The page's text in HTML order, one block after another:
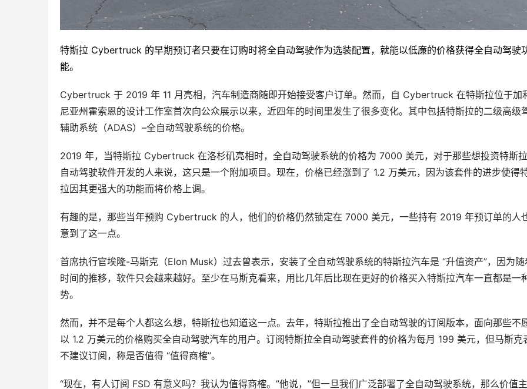
特斯拉 Cybertruck 的早期预订者只要在订购时将全自动驾驶作为选装配置，就能以低廉的价格获得全自动驾驶
能。
Cybertruck 于 2019 年 11 月亮相，汽车制造商随即开始接受客户订单。然而，自 Cybertruck 在特斯拉位于加
尼亚州霍索恩的设计工作室首次向公众展示以来，近四年的时间里发生了很多变化。其中包括特斯拉的二级高级
辅助系统（ADAS）–全自动驾驶系统的价格。
2019 年，当特斯拉 Cybertruck 在洛杉矶亮相时，全自动驾驶系统的价格为 7000 美元，对于那些想投资特斯
自动驾驶软件开发的人来说，这只是一个附加项目。现在，价格已经涨到了 1.2 万美元，因为该套件的进步使得
拉因其更强大的功能而将价格上调。
有趣的是，那些当年预购 Cybertruck 的人，他们的价格仍然锁定在 7000 美元，一些持有 2019 年预订单的人
意到了这一点。
首席执行官埃隆-马斯克（Elon Musk）过去曾表示，安装了全自动驾驶系统的特斯拉汽车是 “升值资产”，因为随
时间的推移，软件只会越来越好。至少在马斯克看来，用比几年后比现在更好的价格买入特斯拉汽车一直都是一
势。
然而，并不是每个人都这么想，特斯拉也知道这一点。去年，特斯拉推出了全自动驾驶的订阅版本，面向那些不
以 1.2 万美元的价格购买全自动驾驶汽车的用户。订阅特斯拉全自动驾驶套件的价格为每月 199 美元，但马斯克
不建议订阅，称是否值得 “值得商榷”。
“现在，有人订阅 FSD 有意义吗？我认为值得商榷。”他说，”但一旦我们广泛部署了全自动驾驶系统，那么价值